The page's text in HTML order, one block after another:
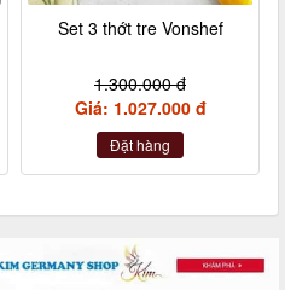
Set 3 thớt tre Vonshef
1.300.000 đ
Giá: 1.027.000 đ
Đặt hàng